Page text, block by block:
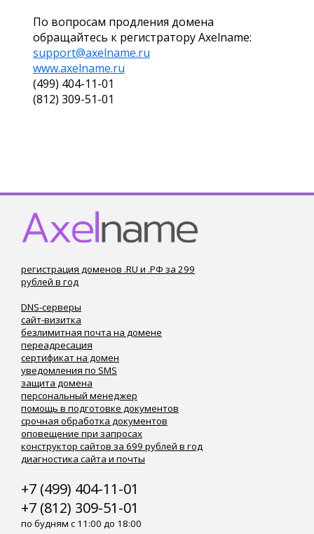
По вопросам продления домена
обращайтесь к регистратору Axelname:
support@axelname.ru
www.axelname.ru
(499) 404-11-01
(812) 309-51-01
регистрация доменов .RU и .РФ за 299
рублей в год
DNS-серверы
сайт-визитка
безлимитная почта на домене
переадресация
сертификат на домен
уведомления по SMS
защита домена
персональный менеджер
помощь в подготовке документов
срочная обработка документов
оповещение при запросах
конструктор сайтов за 699 рублей в год
диагностика сайта и почты
+7 (499) 404-11-01
+7 (812) 309-51-01
по будням с 11:00 до 18:00